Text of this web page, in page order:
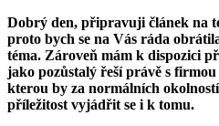
Dobrý den, připravuji článek na
proto bych se na Vás ráda
téma. Zároveň mám k dispozici
jako pozůstalý řeší právě s
kterou by za normálních
příležitost vyjádřit se i k tomu.